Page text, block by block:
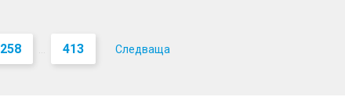
258 ... 413 Следваща